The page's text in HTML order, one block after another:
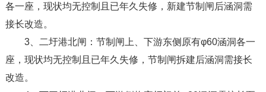
各一座，现状均无控制且已年久失修，新建节制闸后涵洞需
接长改造。
3、二圩港北闸：节制闸上、下游东侧原有φ60涵洞各一
座，现状均无控制且已年久失修，节制闸拆建后涵洞需接长
改造。